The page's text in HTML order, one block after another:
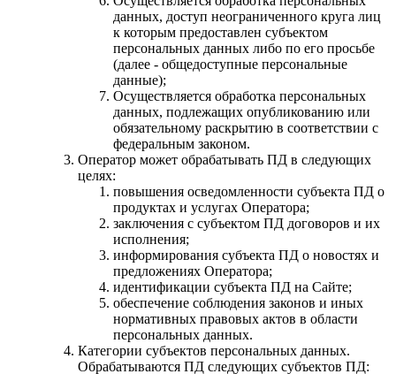
данных, доступ неограниченного круга лиц
к которым предоставлен субъектом
персональных данных либо по его просьбе
(далее - общедоступные персональные
данные);
Осуществляется обработка персональных
данных, подлежащих опубликованию или
обязательному раскрытию в соответствии с
федеральным законом.
Оператор может обрабатывать ПД в следующих
целях:
повышения осведомленности субъекта ПД о
продуктах и услугах Оператора;
заключения с субъектом ПД договоров и их
исполнения;
информирования субъекта ПД о новостях и
предложениях Оператора;
идентификации субъекта ПД на Сайте;
обеспечение соблюдения законов и иных
нормативных правовых актов в области
персональных данных.
Категории субъектов персональных данных.
Обрабатываются ПД следующих субъектов ПД: